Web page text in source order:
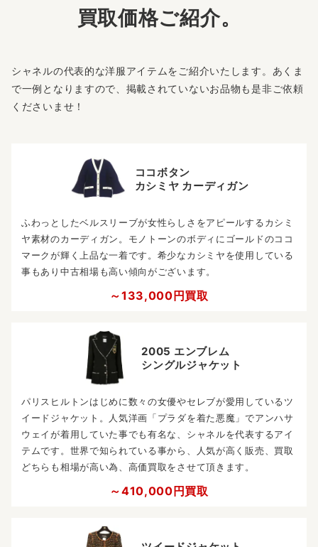
買取価格ご紹介。
シャネルの代表的な洋服アイテムをご紹介いたします。あくま
で一例となりますので、掲載されていないお品物も是非ご依頼
くださいませ！
ココボタン
カシミヤ カーディガン
ふわっとしたベルスリーブが女性らしさをアピールするカシミ
ヤ素材のカーディガン。モノトーンのボディにゴールドのココ
マークが輝く上品な一着です。希少なカシミヤを使用している
事もあり中古相場も高い傾向がございます。
～133,000円買取
2005 エンブレム
シングルジャケット
パリスヒルトンはじめに数々の女優やセレブが愛用しているツ
イードジャケット。人気洋画「プラダを着た悪魔」でアンハサ
ウェイが着用していた事でも有名な、シャネルを代表するアイ
テムです。世界で知られている事から、人気が高く販売、買取
どちらも相場が高い為、高価買取をさせて頂きます。
～410,000円買取